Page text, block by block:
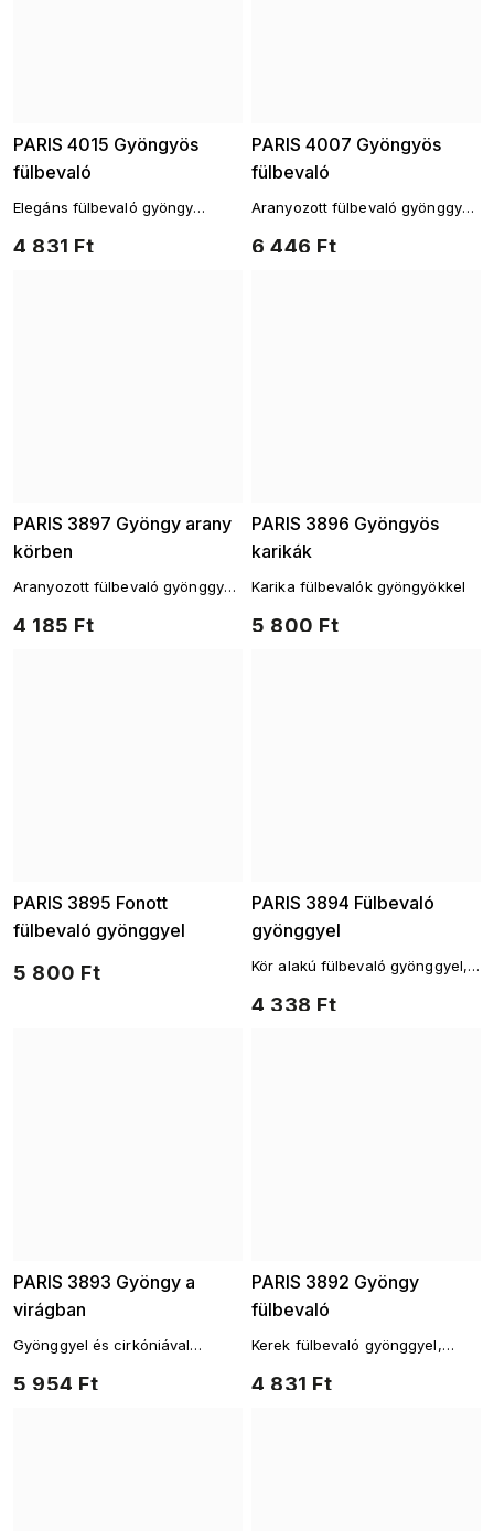
PARIS 4015 Gyöngyös
fülbevaló
4 831 Ft
Elegáns fülbevaló gyöngy
PARIS 4007 Gyöngyös
fülbevaló
6 446 Ft
Aranyozott fülbevaló gyönggyel
PARIS 3897 Gyöngy arany
körben
4 185 Ft
Aranyozott fülbevaló gyönggyel
PARIS 3896 Gyöngyös
karikák
5 800 Ft
Karika fülbevalók gyöngyökkel
PARIS 3895 Fonott
fülbevaló gyönggyel
5 800 Ft
PARIS 3894 Fülbevaló
gyönggyel
4 338 Ft
Kör alakú fülbevaló gyönggyel,
PARIS 3893 Gyöngy a
virágban
5 954 Ft
Gyönggyel és cirkóniával
stílusban
PARIS 3892 Gyöngy
fülbevaló
4 831 Ft
Kerek fülbevaló gyönggyel,